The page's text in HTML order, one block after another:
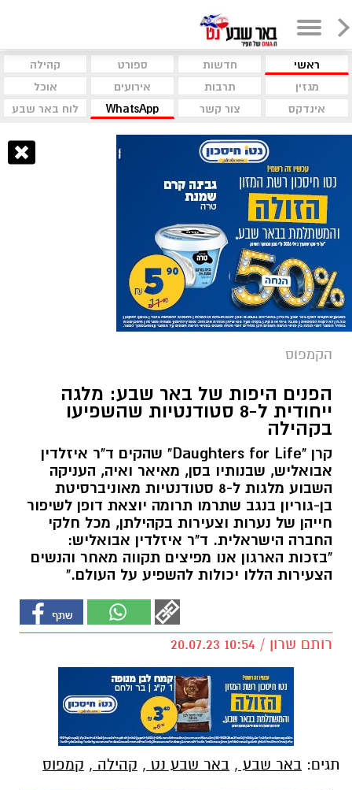
ראשי חדשות ספורט
קהילה
מגזין
תרבות אירועים
אוכל
אינדקס
צור קשר WhatsApp לוח באר שבע
הקמפוס
הפנים היפות של באר שבע: מלגה
ייחודית ל-8 סטודנטיות שהשפיעו
בקהילה
קרן "Daughters for Life" שהקים ד"ר איזלדין
אבואליש, שבנותיו בסן, מאיאר ואיה, העניקה
השבוע מלגות ל-8 סטודנטיות מאוניברסיטת
בן-גוריון בנגב שתרמו תרומה יוצאת דופן לשיפור
חייהן של נערות וצעירות בקהילתן, מכל חלקי
החברה הישראלית. ד"ר איזלדין אבואליש:
"בזכות הארגון אנו מפיצים תקווה מאחר והנשים
הצעירות הללו יכולות להשפיע על העולם."
רותם שרון / 10:54 20.07.23
תגים: באר שבע , באר שבע נט , קהילה , קמפוס